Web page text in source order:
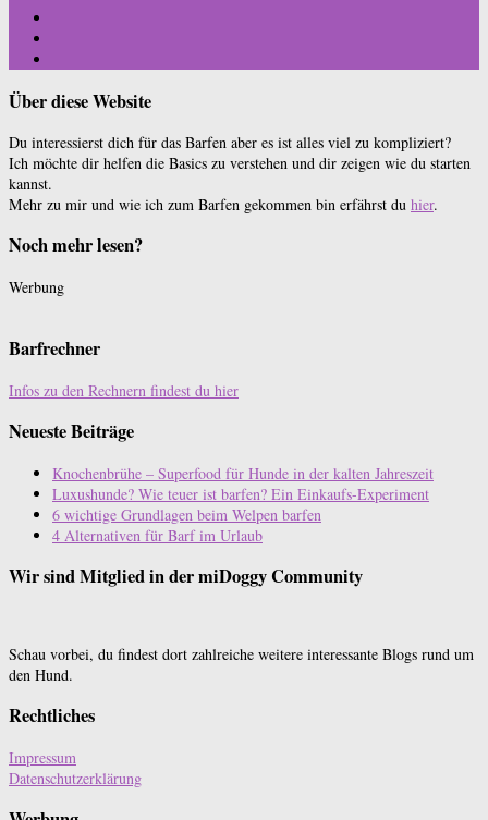
Über diese Website
Du interessierst dich für das Barfen aber es ist alles viel zu kompliziert?
Ich möchte dir helfen die Basics zu verstehen und dir zeigen wie du starten
kannst.
Mehr zu mir und wie ich zum Barfen gekommen bin erfährst du hier.
Noch mehr lesen?
Werbung
Barfrechner
Infos zu den Rechnern findest du hier
Neueste Beiträge
Knochenbrühe – Superfood für Hunde in der kalten Jahreszeit
Luxushunde? Wie teuer ist barfen? Ein Einkaufs-Experiment
6 wichtige Grundlagen beim Welpen barfen
4 Alternativen für Barf im Urlaub
Wir sind Mitglied in der miDoggy Community
Schau vorbei, du findest dort zahlreiche weitere interessante Blogs rund um
den Hund.
Rechtliches
Impressum
Datenschutzerklärung